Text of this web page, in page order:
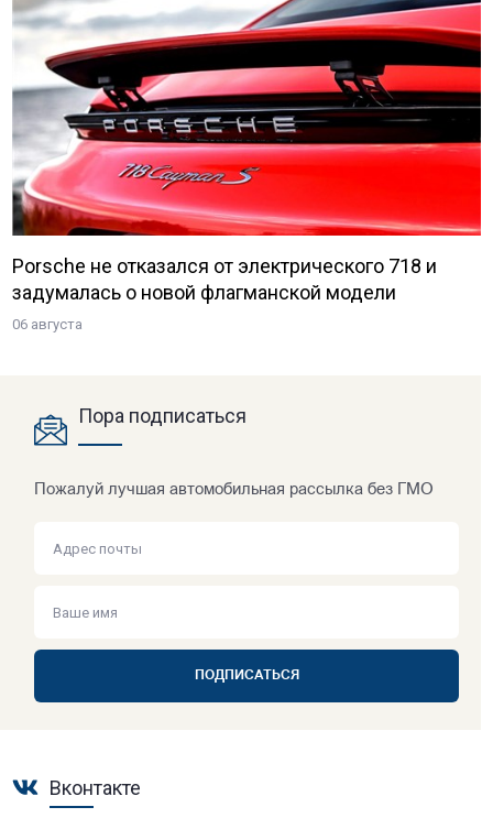
Porsche не отказался от электрического 718 и
задумалась о новой флагманской модели
06 августа
Пора подписаться
Пожалуй лучшая автомобильная рассылка без ГМО
ПОДПИСАТЬСЯ
Вконтакте